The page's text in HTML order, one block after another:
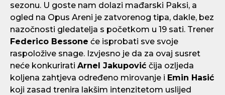
sezonu. U goste nam dolazi mađarski Paksi, a
ogled na Opus Areni je zatvorenog tipa, dakle, bez
nazočnosti gledatelja s početkom u 19 sati. Trener
Federico Bessone će isprobati sve svoje
raspoložive snage. Izvjesno je da za ovaj susret
neće konkurirati Arnel Jakupović čija ozljeda
koljena zahtjeva određeno mirovanje i Emin Hasić
koji zasad trenira lakšim intenzitetom uslijed